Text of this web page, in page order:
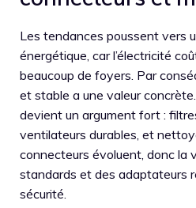
Les tendances poussent vers
énergétique, car l’électricité
beaucoup de foyers. Par
et stable a une valeur
devient un argument fort :
ventilateurs durables, et
connecteurs évoluent, donc la
standards et des adaptateurs
sécurité.